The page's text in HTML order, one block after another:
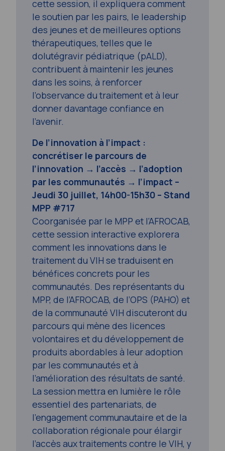
cette session, il expliquera comment
le soutien par les pairs, le leadership
des jeunes et de meilleures options
thérapeutiques, telles que le
dolutégravir pédiatrique (pALD),
contribuent à maintenir les jeunes
dans les soins, à renforcer
l’observance du traitement et à leur
donner davantage confiance en
l’avenir.
De l’innovation à l’impact :
concrétiser le parcours de
l’innovation → l’accès → l’adoption
Jeudi 30 juillet, 14h00-15h30 – Stand
MPP #717
Coorganisée par le MPP et l’AFROCAB,
cette session interactive explorera
comment les innovations dans le
traitement du VIH se traduisent en
bénéfices concrets pour les
communautés. Des représentants du
MPP, de l’AFROCAB, de l’OPS (PAHO) et
de la communauté VIH discuteront du
parcours qui mène des licences
volontaires et du développement de
produits abordables à leur adoption
par les communautés et à
l’amélioration des résultats de santé.
La session mettra en lumière le rôle
essentiel des partenariats, de
l’engagement communautaire et de la
collaboration régionale pour élargir
l’accès aux traitements contre le VIH, y